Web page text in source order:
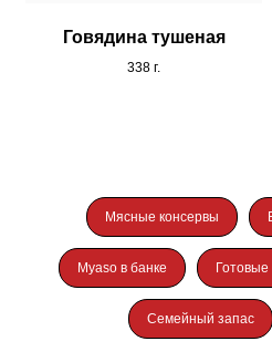
Говядина тушеная
338 г.
Мясные консервы
Myaso в банке
Семейный запас
Поставщикам Контакты
Электронная
площадка
для регистрации
8 800 250-
Вконтакте
Telegram